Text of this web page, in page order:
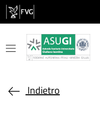
Salta al contenuto principale
Indietro